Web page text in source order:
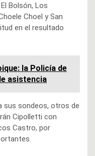
Bolsón, Los
Choel y San
en el resultado
la Policía de
asistencia
sus sondeos, otros de
Cipolletti con
Castro, por